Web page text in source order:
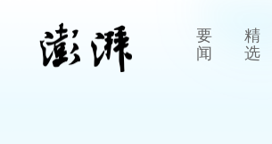
要
闻
精
选